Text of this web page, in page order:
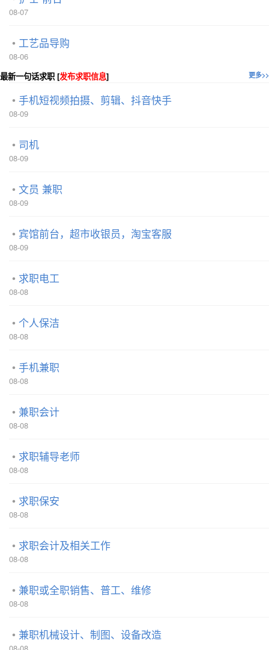
08-07
工艺品导购
08-06
更多>>
最新一句话求职 [发布求职信息]
手机短视频拍摄、剪辑、抖音快手
08-09
司机
08-09
文员 兼职
08-09
宾馆前台，超市收银员，淘宝客服
08-09
求职电工
08-08
个人保洁
08-08
手机兼职
08-08
兼职会计
08-08
求职辅导老师
08-08
求职保安
08-08
求职会计及相关工作
08-08
兼职或全职销售、普工、维修
08-08
兼职机械设计、制图、设备改造